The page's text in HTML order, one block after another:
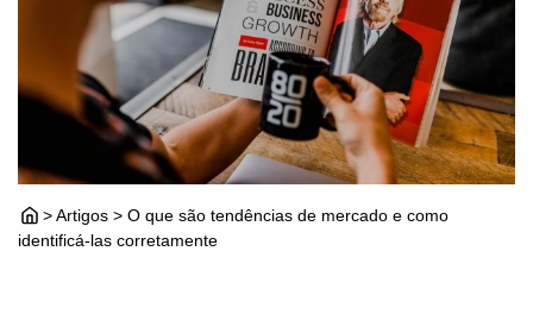
> Artigos > O que são tendências de mercado e como
identificá-las corretamente